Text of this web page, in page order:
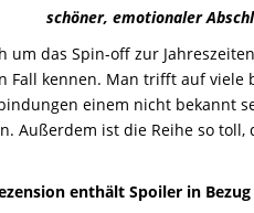
schöner, emotionaler
um das Spin-off zur
Fall kennen. Man trifft auf viele
einem nicht bekannt
Außerdem ist die Reihe so
enthält Spoiler in